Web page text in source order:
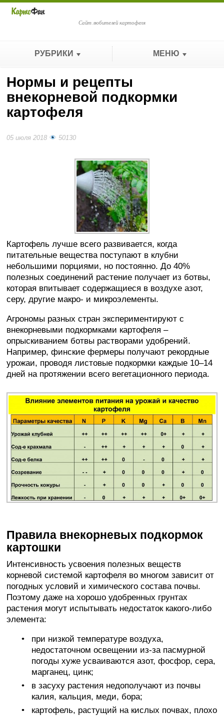
Сайт любителей картофеля
РУБРИКИ МЕНЮ
Нормы и рецепты
внекорневой подкормки
картофеля
05 июля 2018 50130
Картофель лучше всего развивается, когда
питательные вещества поступают в клубни
небольшими порциями, но постоянно. До 40%
полезных соединений растение получает из ботвы,
которая впитывает содержащиеся в воздухе азот,
серу, другие макро- и микроэлементы.
Агрономы разных стран экспериментируют с
внекорневыми подкормками картофеля –
опрыскиванием ботвы растворами удобрений.
Например, финские фермеры получают рекордные
урожаи, проводя листовые подкормки каждые 10–14
дней на протяжении всего вегетационного периода.
Правила внекорневых подкормок
картошки
Интенсивность усвоения полезных веществ
корневой системой картофеля во многом зависит от
погодных условий и химического состава почвы.
Поэтому даже на хорошо удобренных грунтах
растения могут испытывать недостаток какого-либо
элемента:
при низкой температуре воздуха,
недостаточном освещении из-за пасмурной
погоды хуже усваиваются азот, фосфор, сера,
марганец, цинк;
в засуху растения недополучают из почвы
калия, кальция, меди, бора;
картофель, растущий на кислых почвах, плохо